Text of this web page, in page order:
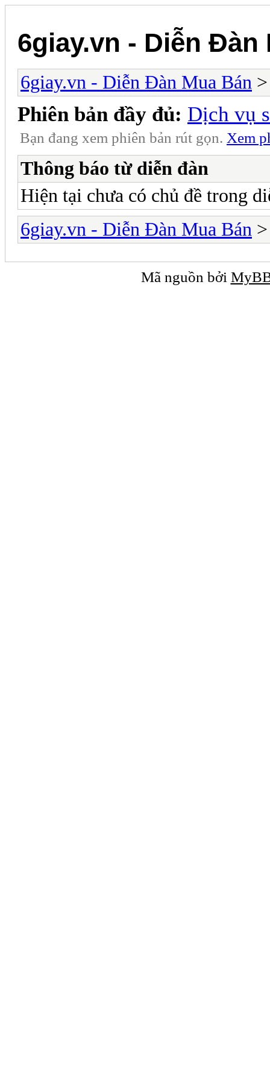
6giay.vn - Diễn Đàn
6giay.vn - Diễn Đàn Mua Bán
Phiên bản đầy đủ: Dịch vụ
Bạn đang xem phiên bản rút gọn. Xem
Thông báo từ diễn đàn
Hiện tại chưa có chủ đề trong
6giay.vn - Diễn Đàn Mua Bán
Mã nguồn bởi